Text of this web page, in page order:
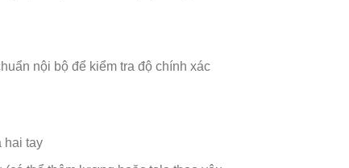
nội bộ để kiểm tra độ chính xác
hai tay